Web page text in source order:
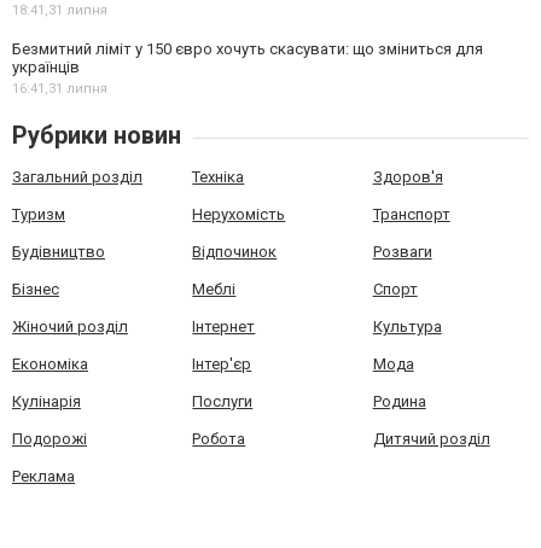
18:41,31 липня
Безмитний ліміт у 150 євро хочуть скасувати: що зміниться для
українців
16:41,31 липня
Рубрики новин
Загальний розділ Техніка Здоров'я
Туризм Нерухомість Транспорт
Будівництво Відпочинок Розваги
Бізнес Меблі Спорт
Жіночий розділ Інтернет Культура
Економіка Інтер'єр Мода
Кулінарія Послуги Родина
Подорожі Робота Дитячий розділ
Реклама